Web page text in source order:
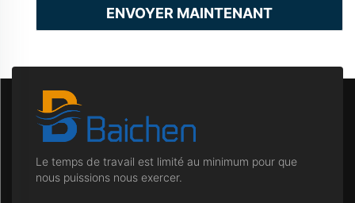
ENVOYER MAINTENANT
Le temps de travail est limité au minimum pour que
nous puissions nous exercer.